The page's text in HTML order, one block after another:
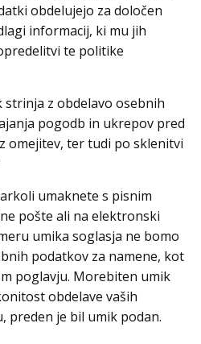
obdelujejo za določen
informacij, ki mu jih
te politike
z obdelavo osebnih
pogodb in ukrepov pred
omejitev, ter tudi po sklenitvi
umaknete s pisnim
pošte ali na elektronski
umika soglasja ne bomo
podatkov za namene, kot
poglavju. Morebiten umik
obdelave vaših
preden je bil umik podan.